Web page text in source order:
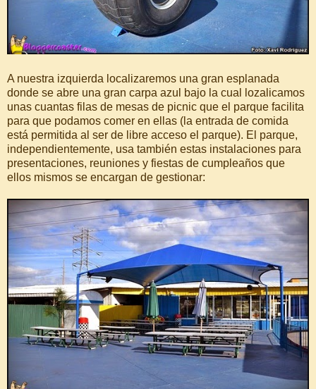
A nuestra izquierda localizaremos una gran esplanada
donde se abre una gran carpa azul bajo la cual lozalicamos
unas cuantas filas de mesas de picnic que el parque facilita
para que podamos comer en ellas (la entrada de comida
está permitida al ser de libre acceso el parque). El parque,
independientemente, usa también estas instalaciones para
presentaciones, reuniones y fiestas de cumpleaños que
ellos mismos se encargan de gestionar: